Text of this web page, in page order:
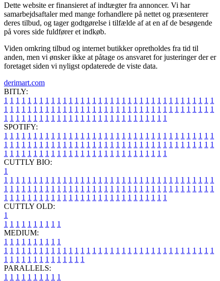
Dette website er finansieret af indtægter fra annoncer. Vi har
samarbejdsaftaler med mange forhandlere på nettet og præsenterer
deres tilbud, og tager godtgørelse i tilfælde af at en af de besøgende
på vores side fuldfører et indkøb.
Viden omkring tilbud og internet butikker opretholdes fra tid til
anden, men vi ønsker ikke at påtage os ansvaret for justeringer der er
foretaget siden vi nyligst opdaterede de viste data.
derimart.com
BITLY:
1 1 1 1 1 1 1 1 1 1 1 1 1 1 1 1 1 1 1 1 1 1 1 1 1 1 1 1 1 1 1 1 1 1 1 1
1 1 1 1 1 1 1 1 1 1 1 1 1 1 1 1 1 1 1 1 1 1 1 1 1 1 1 1 1 1 1 1 1 1 1 1
1 1 1 1 1 1 1 1 1 1 1 1 1 1 1 1 1 1 1 1 1 1 1 1 1 1 1 1
SPOTIFY:
1 1 1 1 1 1 1 1 1 1 1 1 1 1 1 1 1 1 1 1 1 1 1 1 1 1 1 1 1 1 1 1 1 1 1 1
1 1 1 1 1 1 1 1 1 1 1 1 1 1 1 1 1 1 1 1 1 1 1 1 1 1 1 1 1 1 1 1 1 1 1 1
1 1 1 1 1 1 1 1 1 1 1 1 1 1 1 1 1 1 1 1 1 1 1 1 1 1 1 1
CUTTLY BIO:
1
1 1 1 1 1 1 1 1 1 1 1 1 1 1 1 1 1 1 1 1 1 1 1 1 1 1 1 1 1 1 1 1 1 1 1 1
1 1 1 1 1 1 1 1 1 1 1 1 1 1 1 1 1 1 1 1 1 1 1 1 1 1 1 1 1 1 1 1 1 1 1 1
1 1 1 1 1 1 1 1 1 1 1 1 1 1 1 1 1 1 1 1 1 1 1 1 1 1 1 1
CUTTLY OLD:
1
1 1 1 1 1 1 1 1 1 1
MEDIUM:
1 1 1 1 1 1 1 1 1 1
1 1 1 1 1 1 1 1 1 1 1 1 1 1 1 1 1 1 1 1 1 1 1 1 1 1 1 1 1 1 1 1 1 1 1 1
1 1 1 1 1 1 1 1 1 1 1 1 1 1
PARALLELS:
1 1 1 1 1 1 1 1 1 1